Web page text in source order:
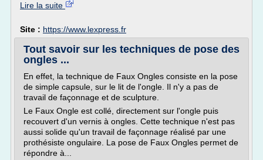
Lire la suite
Site : https://www.lexpress.fr
Tout savoir sur les techniques de pose des
ongles ...
En effet, la technique de Faux Ongles consiste en la pose
de simple capsule, sur le lit de l'ongle. Il n'y a pas de
travail de façonnage et de sculpture.
Le Faux Ongle est collé, directement sur l'ongle puis
recouvert d'un vernis à ongles. Cette technique n'est pas
aussi solide qu'un travail de façonnage réalisé par une
prothésiste ongulaire. La pose de Faux Ongles permet de
répondre à...